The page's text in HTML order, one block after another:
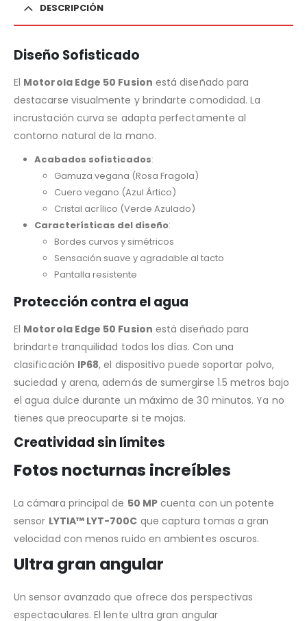
DESCRIPCIÓN
Diseño Sofisticado
El Motorola Edge 50 Fusion está diseñado para
destacarse visualmente y brindarte comodidad. La
incrustación curva se adapta perfectamente al
contorno natural de la mano.
Acabados sofisticados:
Gamuza vegana (Rosa Fragola)
Cuero vegano (Azul Ártico)
Cristal acrílico (Verde Azulado)
Características del diseño:
Bordes curvos y simétricos
Sensación suave y agradable al tacto
Pantalla resistente
Protección contra el agua
El Motorola Edge 50 Fusion está diseñado para
brindarte tranquilidad todos los días. Con una
clasificación IP68, el dispositivo puede soportar polvo,
suciedad y arena, además de sumergirse 1.5 metros bajo
el agua dulce durante un máximo de 30 minutos. Ya no
tienes que preocuparte si te mojas.
Creatividad sin límites
Fotos nocturnas increíbles
La cámara principal de 50 MPcuenta con un potente
sensor LYTIA™ LYT-700C que captura tomas a gran
velocidad con menos ruido en ambientes oscuros.
Ultra gran angular
Un sensor avanzado que ofrece dos perspectivas
espectaculares. El lente ultra gran angular